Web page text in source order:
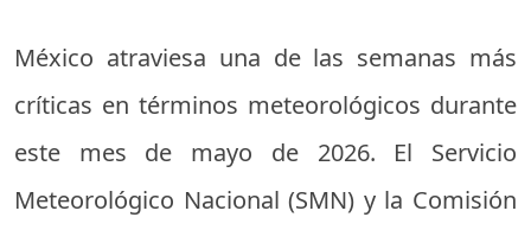
México atraviesa una de las semanas más
críticas en términos meteorológicos durante
este mes de mayo de 2026. El Servicio
Meteorológico Nacional (SMN) y la Comisión